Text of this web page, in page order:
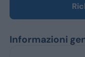
Informazioni